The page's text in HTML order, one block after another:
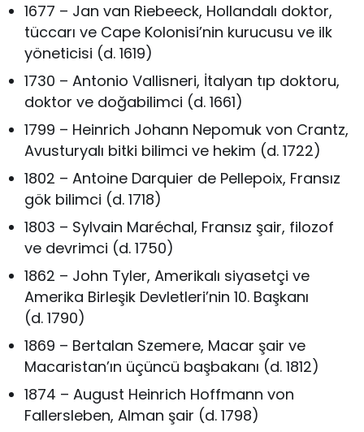
1677 – Jan van Riebeeck, Hollandalı doktor,
tüccarı ve Cape Kolonisi’nin kurucusu ve ilk
yöneticisi (d. 1619)
1730 – Antonio Vallisneri, İtalyan tıp doktoru,
doktor ve doğabilimci (d. 1661)
1799 – Heinrich Johann Nepomuk von Crantz,
Avusturyalı bitki bilimci ve hekim (d. 1722)
1802 – Antoine Darquier de Pellepoix, Fransız
gök bilimci (d. 1718)
1803 – Sylvain Maréchal, Fransız şair, filozof
ve devrimci (d. 1750)
1862 – John Tyler, Amerikalı siyasetçi ve
Amerika Birleşik Devletleri’nin 10. Başkanı
(d. 1790)
1869 – Bertalan Szemere, Macar şair ve
Macaristan’ın üçüncü başbakanı (d. 1812)
1874 – August Heinrich Hoffmann von
Fallersleben, Alman şair (d. 1798)